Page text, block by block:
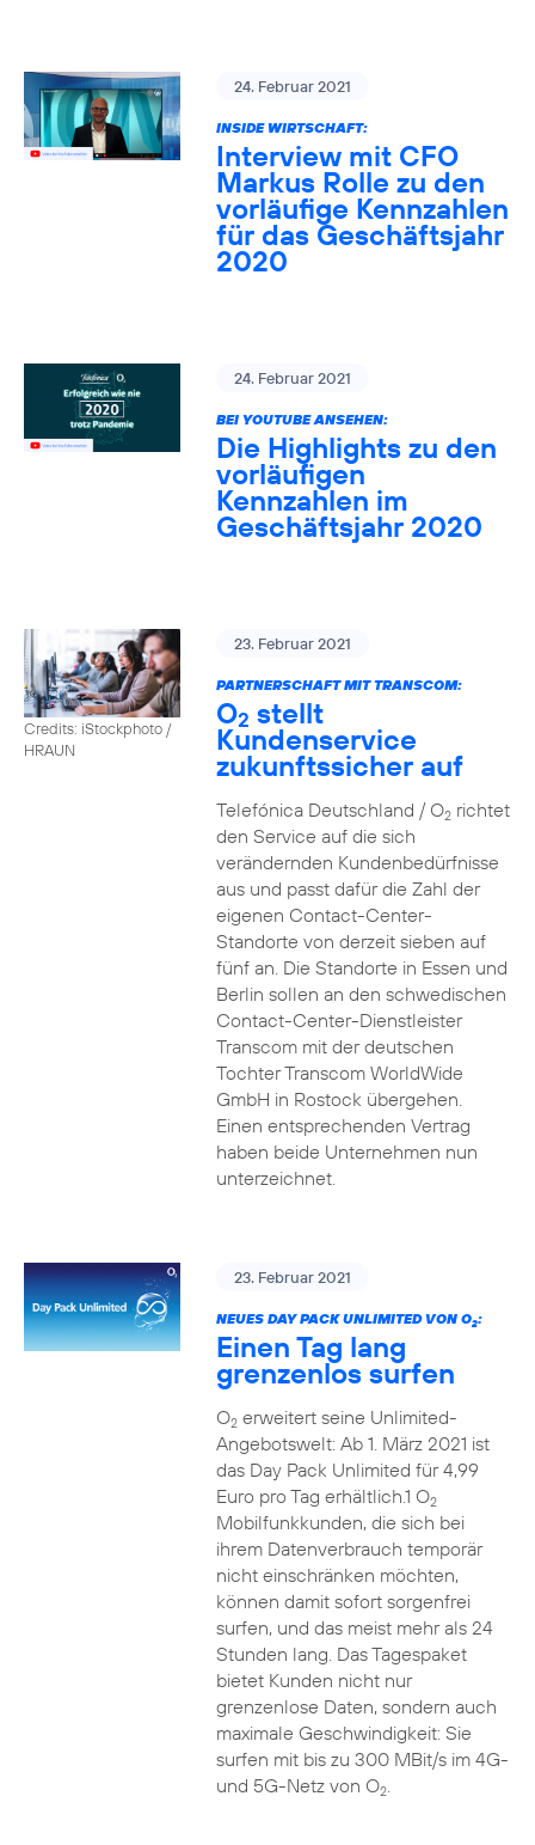
24. Februar 2021
INSIDE WIRTSCHAFT:
Interview mit CFO
Markus Rolle zu den
vorläufige Kennzahlen
für das Geschäftsjahr
2020
24. Februar 2021
BEI YOUTUBE ANSEHEN:
Die Highlights zu den
vorläufigen
Kennzahlen im
Geschäftsjahr 2020
Credits: iStockphoto /
HRAUN
23. Februar 2021
PARTNERSCHAFT MIT TRANSCOM:
O2 stellt
Kundenservice
zukunftssicher auf
Telefónica Deutschland / O2richtet
den Service auf die sich
verändernden Kundenbedürfnisse
aus und passt dafür die Zahl der
eigenen Contact-Center-
Standorte von derzeit sieben auf
fünf an. Die Standorte in Essen und
Berlin sollen an den schwedischen
Contact-Center-Dienstleister
Transcom mit der deutschen
Tochter Transcom WorldWide
GmbH in Rostock übergehen.
Einen entsprechenden Vertrag
haben beide Unternehmen nun
unterzeichnet.
23. Februar 2021
NEUES DAY PACK UNLIMITED VON O2:
Einen Tag lang
grenzenlos surfen
O2erweitert seine Unlimited-
Angebotswelt: Ab 1. März 2021 ist
das Day Pack Unlimited für 4,99
Euro pro Tag erhältlich.1 O2
Mobilfunkkunden, die sich bei
ihrem Datenverbrauch temporär
nicht einschränken möchten,
können damit sofort sorgenfrei
surfen, und das meist mehr als 24
Stunden lang. Das Tagespaket
bietet Kunden nicht nur
grenzenlose Daten, sondern auch
maximale Geschwindigkeit: Sie
surfen mit bis zu 300 MBit/s im 4G-
und 5G-Netz von O2.